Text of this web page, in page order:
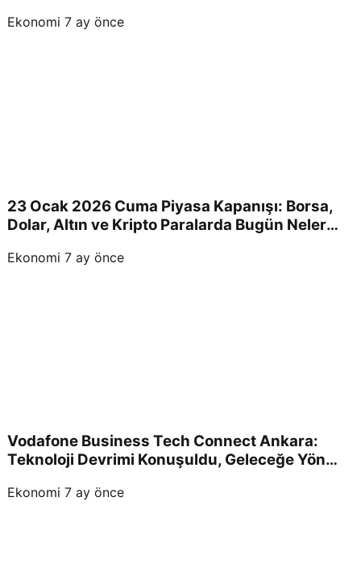
Ekonomi 7 ay önce
23 Ocak 2026 Cuma Piyasa Kapanışı: Borsa,
Dolar, Altın ve Kripto Paralarda Bugün Neler
Ekonomi 7 ay önce
Vodafone Business Tech Connect Ankara:
Teknoloji Devrimi Konuşuldu, Geleceğe Yön
Ekonomi 7 ay önce